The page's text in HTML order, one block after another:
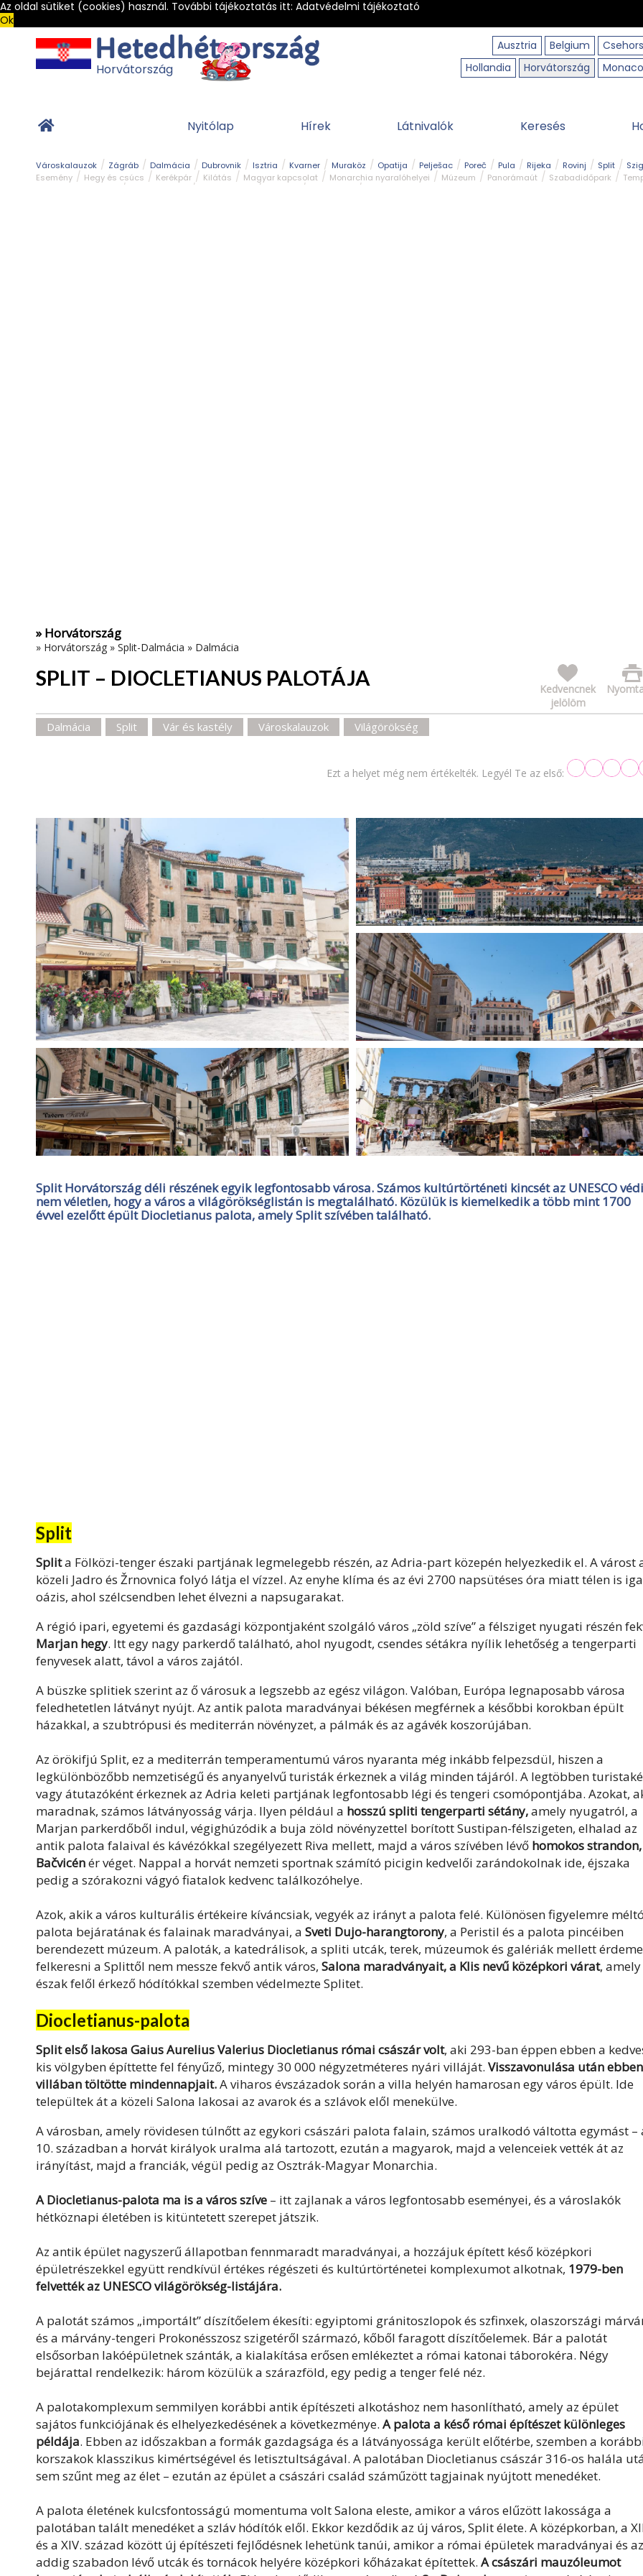
Az oldal sütiket (cookies) használ. További tájékoztatás itt: Adatvédelmi tájékoztató
Ok
Ausztria
Belgium
Hollandia
Horvátország Monaco
Horvátország
Nyitólap Hírek Látnivalók Keresés
Városkalauzok Zágráb Dalmácia Dubrovnik Isztria Kvarner Muraköz Opatija Pelješac Poreč Pula Rijeka Rovinj Split
Esemény
Hegy és csúcs Kerékpár Kilátás Magyar kapcsolat Monarchia nyaralóhelyei Múzeum Panorámaút Szabadidőpark
» Horvátország
» Horvátország » Split-Dalmácia » Dalmácia
SPLIT – DIOCLETIANUS PALOTÁJA
Kedvencnek
jelölöm
Dalmácia Split Vár és kastély Városkalauzok Világörökség
Ezt a helyet még nem értékelték. Legyél Te az első:
Split Horvátország déli részének egyik legfontosabb városa. Számos kultúrtörténeti kincsét az UNESCO
nem véletlen, hogy a város a világörökséglistán is megtalálható. Közülük is kiemelkedik a több mint 1700
évvel ezelőtt épült Diocletianus palota, amely Split szívében található.
Split
Splita Fölközi-tenger északi partjának legmelegebb részén, az Adria-part közepén helyezkedik el. A várost
közeli Jadro és Žrnovnica folyó látja el vízzel. Az enyhe klíma és az évi 2700 napsütéses óra miatt télen is
oázis, ahol szélcsendben lehet élvezni a napsugarakat.
A régió ipari, egyetemi és gazdasági központjaként szolgáló város „zöld szíve” a félsziget nyugati részén
Marjan hegy. Itt egy nagy parkerdő található, ahol nyugodt, csendes sétákra nyílik lehetőség a tengerparti
fenyvesek alatt, távol a város zajától.
A büszke splitiek szerint az ő városuk a legszebb az egész világon. Valóban, Európa legnaposabb városa
feledhetetlen látványt nyújt. Az antik palota maradványai békésen megférnek a későbbi korokban épült
házakkal, a szubtrópusi és mediterrán növényzet, a pálmák és az agávék koszorújában.
Az örökifjú Split, ez a mediterrán temperamentumú város nyaranta még inkább felpezsdül, hiszen a
legkülönbözőbb nemzetiségű és anyanyelvű turisták érkeznek a világ minden tájáról. A legtöbben
vagy átutazóként érkeznek az Adria keleti partjának legfontosabb légi és tengeri csomópontjába. Azokat,
maradnak, számos látványosság várja. Ilyen például a hosszú spliti tengerparti sétány,amely nyugatról, a
Marjan parkerdőből indul, végighúzódik a buja zöld növényzettel borított Sustipan-félszigeten, elhalad az
antik palota falaival és kávézókkal szegélyezett Riva mellett, majd a város szívében lévő homokos
Bačvicénér véget. Nappal a horvát nemzeti sportnak számító picigin kedvelői zarándokolnak ide, éjszaka
pedig a szórakozni vágyó fiatalok kedvenc találkozóhelye.
Azok, akik a város kulturális értékeire kíváncsiak, vegyék az irányt a palota felé. Különösen figyelemre
palota bejáratának és falainak maradványai, a Sveti Dujo-harangtorony, a Peristil és a palota pincéiben
berendezett múzeum. A paloták, a katedrálisok, a spliti utcák, terek, múzeumok és galériák mellett
felkeresni a Splittől nem messze fekvő antik város, Salona maradványait, a Klis nevű középkori várat,
észak felől érkező hódítókkal szemben védelmezte Splitet.
Diocletianus-palota
Split első lakosa Gaius Aurelius Valerius Diocletianus római császár volt, aki 293-ban éppen ebben a
kis völgyben építtette fel fényűző, mintegy 30 000 négyzetméteres nyári villáját. Visszavonulása után
villában töltötte mindennapjait.A viharos évszázadok során a villa helyén hamarosan egy város épült. Ide
települtek át a közeli Salona lakosai az avarok és a szlávok elől menekülve.
A városban, amely rövidesen túlnőtt az egykori császári palota falain, számos uralkodó váltotta egymást –
10. században a horvát királyok uralma alá tartozott, ezután a magyarok, majd a velenceiek vették át az
irányítást, majd a franciák, végül pedig az Osztrák-Magyar Monarchia.
A Diocletianus-palota ma is a város szíve – itt zajlanak a város legfontosabb eseményei, és a városlakók
hétköznapi életében is kitüntetett szerepet játszik.
Az antik épület nagyszerű állapotban fennmaradt maradványai, a hozzájuk épített késő középkori
épületrészekkel együtt rendkívül értékes régészeti és kultúrtörténetei komplexumot alkotnak, 1979-ben
felvették az UNESCO világörökség-listájára.
A palotát számos „importált” díszítőelem ékesíti: egyiptomi gránitoszlopok és szfinxek, olaszországi
és a márvány-tengeri Prokonésszosz szigetéről származó, kőből faragott díszítőelemek. Bár a palotát
elsősorban lakóépületnek szánták, a kialakítása erősen emlékeztet a római katonai táborokéra. Négy
bejárattal rendelkezik: három közülük a szárazföld, egy pedig a tenger felé néz.
A palotakomplexum semmilyen korábbi antik építészeti alkotáshoz nem hasonlítható, amely az épület
sajátos funkciójának és elhelyezkedésének a következménye. A palota a késő római építészet különleges
példája. Ebben az időszakban a formák gazdagsága és a látványossága került előtérbe, szemben a
korszakok klasszikus kimértségével és letisztultságával. A palotában Diocletianus császár 316-os halála
sem szűnt meg az élet – ezután az épület a császári család száműzött tagjainak nyújtott menedéket.
A palota életének kulcsfontosságú momentuma volt Salona eleste, amikor a város elűzött lakossága a
palotában talált menedéket a szláv hódítók elől. Ekkor kezdődik az új város, Split élete. A középkorban, a
és a XIV. század között új építészeti fejlődésnek lehetünk tanúi, amikor a római épületek maradványai és az
addig szabadon lévő utcák és tornácok helyére középkori kőházakat építettek. A császári mauzóleumot